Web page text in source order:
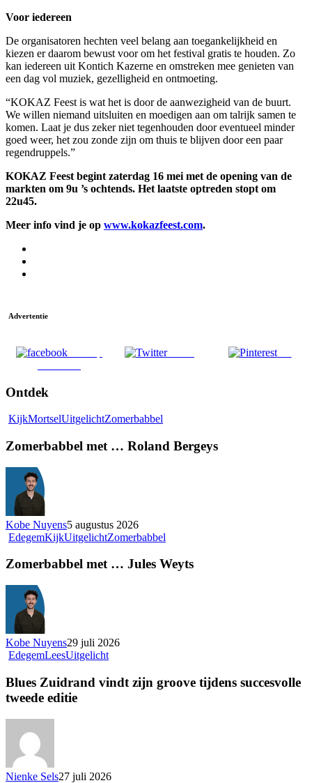
Voor iedereen
De organisatoren hechten veel belang aan toegankelijkheid en
kiezen er daarom bewust voor om het festival gratis te houden. Zo
kan iedereen uit Kontich Kazerne en omstreken mee genieten van
een dag vol muziek, gezelligheid en ontmoeting.
“KOKAZ Feest is wat het is door de aanwezigheid van de buurt.
We willen niemand uitsluiten en moedigen aan om talrijk samen te
komen. Laat je dus zeker niet tegenhouden door eventueel minder
goed weer, het zou zonde zijn om thuis te blijven door een paar
regendruppels.”
KOKAZ Feest begint zaterdag 16 mei met de opening van de
markten om 9u ’s ochtends. Het laatste optreden stopt om
22u45.
Meer info vind je op www.kokazfeest.com.
Advertentie
Tweet Pin
Ontdek
KijkMortselUitgelichtZomerbabbel
Zomerbabbel met … Roland Bergeys
Kobe Nuyens5 augustus 2026
EdegemKijkUitgelichtZomerbabbel
Zomerbabbel met … Jules Weyts
Kobe Nuyens29 juli 2026
EdegemLeesUitgelicht
Blues Zuidrand vindt zijn groove tijdens succesvolle
tweede editie
Nienke Sels27 juli 2026